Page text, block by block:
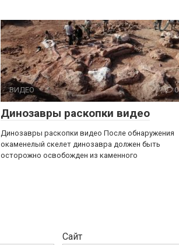
ВИДЕО 0
Динозавры раскопки видео
Динозавры раскопки видео После обнаружения
окаменелый скелет динозавра должен быть
осторожно освобожден из каменного
Сайт